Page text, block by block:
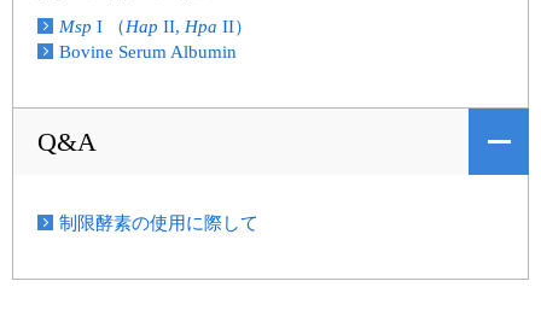
Msp I （Hap II, Hpa II）
Bovine Serum Albumin
Q&A
制限酵素の使用に際して